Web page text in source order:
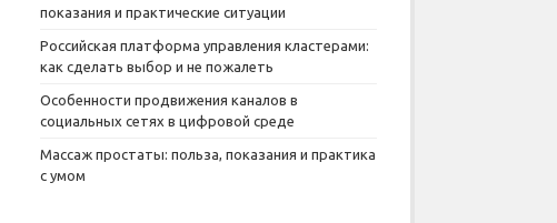
показания и практические ситуации
Российская платформа управления кластерами:
как сделать выбор и не пожалеть
Особенности продвижения каналов в
социальных сетях в цифровой среде
Массаж простаты: польза, показания и практика
с умом